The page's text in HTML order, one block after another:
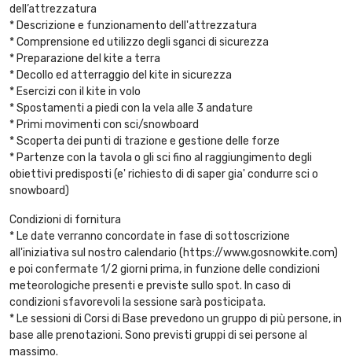
dell’attrezzatura
* Descrizione e funzionamento dell'attrezzatura
* Comprensione ed utilizzo degli sganci di sicurezza
* Preparazione del kite a terra
* Decollo ed atterraggio del kite in sicurezza
* Esercizi con il kite in volo
* Spostamenti a piedi con la vela alle 3 andature
* Primi movimenti con sci/snowboard
* Scoperta dei punti di trazione e gestione delle forze
* Partenze con la tavola o gli sci fino al raggiungimento degli
obiettivi predisposti (e' richiesto di di saper gia' condurre sci o
snowboard)
Condizioni di fornitura
* Le date verranno concordate in fase di sottoscrizione
all'iniziativa sul nostro calendario (https://www.gosnowkite.com)
e poi confermate 1/2 giorni prima, in funzione delle condizioni
meteorologiche presenti e previste sullo spot. In caso di
condizioni sfavorevoli la sessione sarà posticipata.
* Le sessioni di Corsi di Base prevedono un gruppo di più persone, in
base alle prenotazioni. Sono previsti gruppi di sei persone al
massimo.